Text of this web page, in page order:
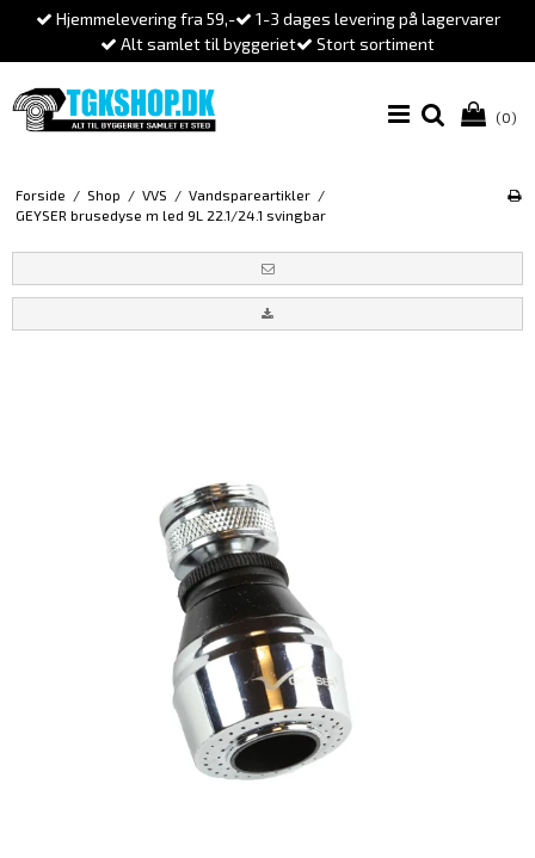
Hjemmelevering fra 59,-
1-3 dages levering på lagervarer
Alt samlet til byggeriet
Stort sortiment
(0)
Forside / Shop / VVS / Vandspareartikler /
GEYSER brusedyse m led 9L 22.1/24.1 svingbar